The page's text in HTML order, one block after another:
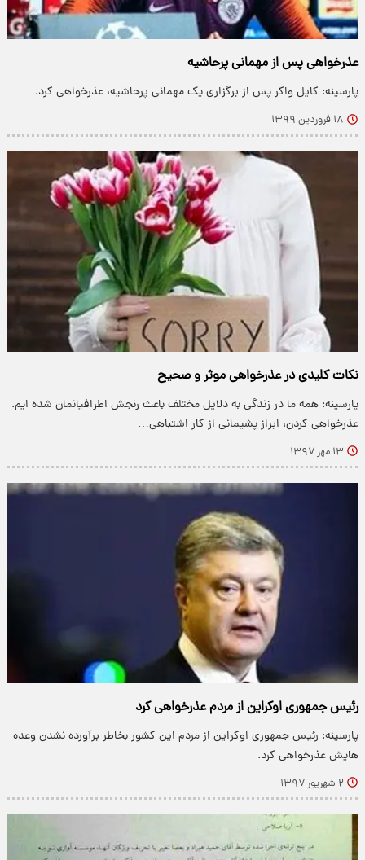
عذرخواهی پس از مهمانی پرحاشیه
پارسینه: کایل واکر پس از برگزاری یک مهمانی پرحاشیه، عذرخواهی کرد.
۱۸ فروردین ۱۳۹۹
نکات کلیدی در عذرخواهی موثر و صحیح
پارسینه: همه ما در زندگی به دلایل مختلف باعث رنجش اطرافیانمان شده ایم.
عذرخواهی کردن، ابراز پشیمانی از کار اشتباهی…
۱۳ مهر ۱۳۹۷
رئیس جمهوری اوکراین از مردم عذرخواهی کرد
پارسینه: رئیس جمهوری اوکراین از مردم این کشور بخاطر برآورده نشدن وعده
هایش عذرخواهی کرد.
۲ شهریور ۱۳۹۷